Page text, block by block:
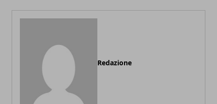
Redazione